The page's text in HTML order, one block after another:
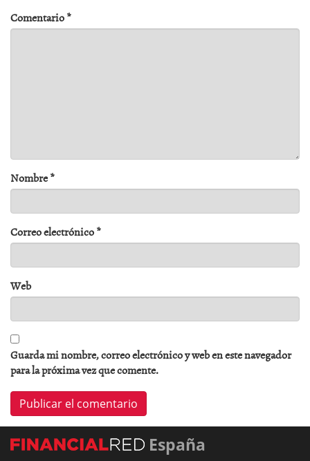
Comentario*
Nombre*
Correo electrónico*
Web
Guarda mi nombre, correo electrónico y web en este navegador
para la próxima vez que comente.
España